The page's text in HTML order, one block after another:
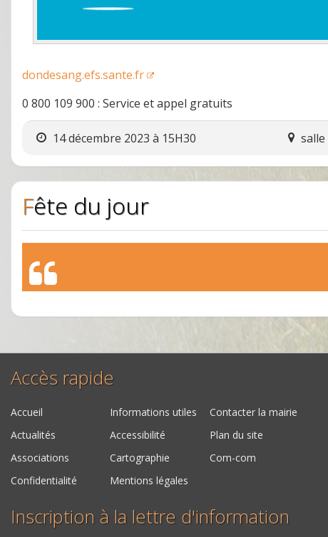
dondesang.efs.sante.fr
0 800 109 900 : Service et appel gratuits
14 décembre 2023 à 15H30
Fête du jour
Accès rapide
Accueil Informations utiles
Contacter la mairie
Actualités
Accessibilité
Plan du site
Associations
Cartographie
Com-com
Confidentialité
Mentions légales
Inscription à la lettre d'information